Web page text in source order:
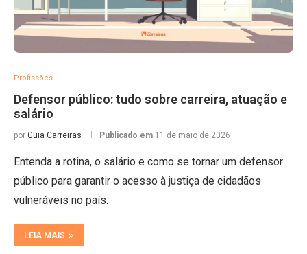
Profissões
Defensor público: tudo sobre carreira, atuação e
salário
por Guia Carreiras Publicado em 11 de maio de 2026
Entenda a rotina, o salário e como se tornar um defensor
público para garantir o acesso à justiça de cidadãos
vulneráveis no país.
LEIA MAIS